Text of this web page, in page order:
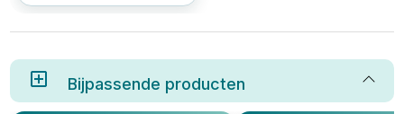
artikel leggen we uit waar je op
moet letten bij het kiezen van
Bijpassende producten